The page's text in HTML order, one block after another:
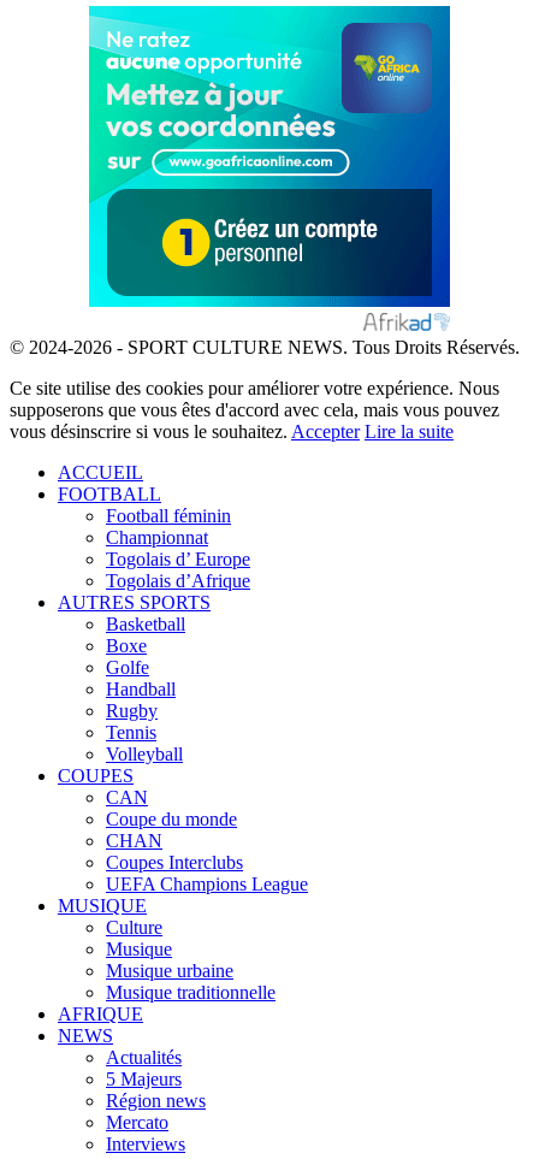
© 2024-2026 - SPORT CULTURE NEWS. Tous Droits Réservés.
Ce site utilise des cookies pour améliorer votre expérience. Nous
supposerons que vous êtes d'accord avec cela, mais vous pouvez
vous désinscrire si vous le souhaitez. Accepter Lire la suite
ACCUEIL
FOOTBALL
Football féminin
Championnat
Togolais d’ Europe
Togolais d’Afrique
AUTRES SPORTS
Basketball
Boxe
Golfe
Handball
Rugby
Tennis
Volleyball
COUPES
CAN
Coupe du monde
CHAN
Coupes Interclubs
UEFA Champions League
MUSIQUE
Culture
Musique
Musique urbaine
Musique traditionnelle
AFRIQUE
NEWS
Actualités
5 Majeurs
Région news
Mercato
Interviews